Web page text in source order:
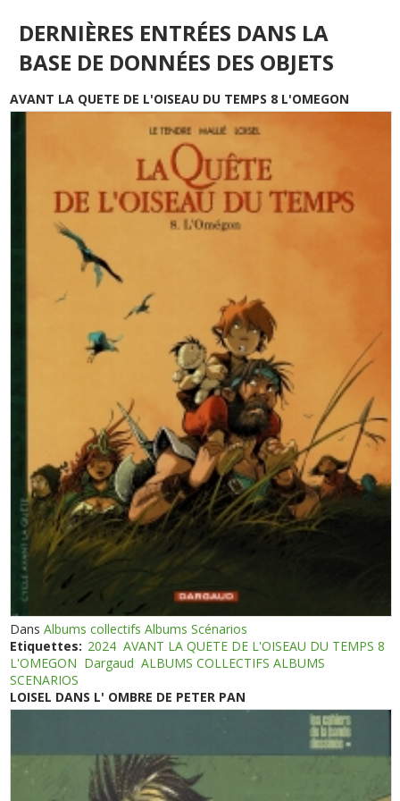
DERNIÈRES ENTRÉES DANS LA
BASE DE DONNÉES DES OBJETS
AVANT LA QUETE DE L'OISEAU DU TEMPS 8 L'OMEGON
DansAlbums collectifs Albums Scénarios
Etiquettes: 2024 AVANT LA QUETE DE L'OISEAU DU TEMPS 8
L'OMEGON Dargaud ALBUMS COLLECTIFS ALBUMS
SCENARIOS
LOISEL DANS L' OMBRE DE PETER PAN